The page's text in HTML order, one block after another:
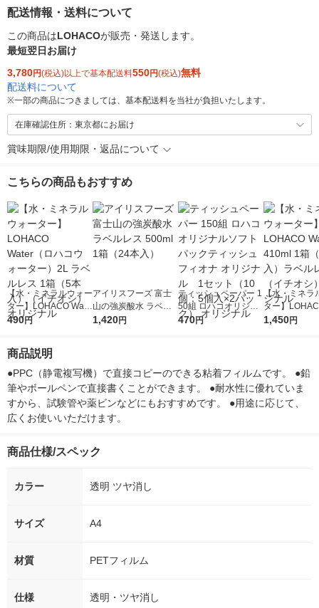
配送情報・送料について
この商品はLOHACOが販売・発送します。
最短翌日お届け
3,780円(税込)以上で基本配送料550円(税込)無料
配送料について
※一部の商品につきましては、基本配送料を当社が負担いたします。
在庫確認住所：東京都にお届け
賞味期限/使用期限・返品について
こちらの商品もおすすめ
【水・ミネラルウォー
ター】LOHACO Wate
r（ロハコウォータ
シ） オリジナル
490円
アイリスフーズ 富士
山の強炭酸水 ラベル
レス 500ml 1箱（24
1,420円
ティッシュペーパー 1
50組 ロハコオリジナ
ルソフトパックティッ
オリジナル
470円
【水・ミネラ
ター】
r 410ml 1箱（
1,450円
商品説明
●PPC（静電複写機）で直接コピーのできる粘着フィルムです。 ●鉛
筆やボールペンで直接書くことができます。 ●耐水性に優れていま
すから、試験管や薬ビンなどにもおすすめです。 ●用途に応じて、
広くお使いいただけます。
商品仕様/スペック
カラー 透明 ツヤ消し
サイズ A4
材質 PETフィルム
仕様 透明・ツヤ消し